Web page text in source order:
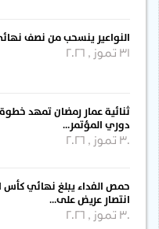
النواعير ينسحب من نصف
31 تموز , 2026
ثنائية عمار رمضان تمهد
دوري المؤتمر…
30 تموز , 2026
حمص الفداء يبلغ نهائي كأس
انتصار عريض على…
30 تموز , 2026